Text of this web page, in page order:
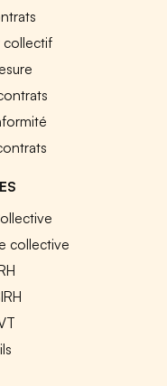
collectif
collective